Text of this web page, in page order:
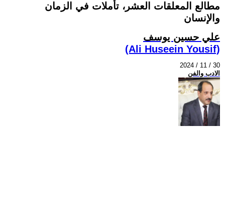
مطالع المعلقات العشر، تأملات في الزمان
والإنسان
علي حسين يوسف
(Ali Huseein Yousif)
2024 / 11 / 30
الادب والفن